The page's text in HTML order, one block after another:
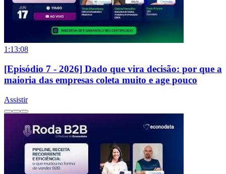
1:13:08
[Episódio 7 - 2026] Dado que vira decisão: por que a
maioria das empresas coleta muito e age pouco
Assistir